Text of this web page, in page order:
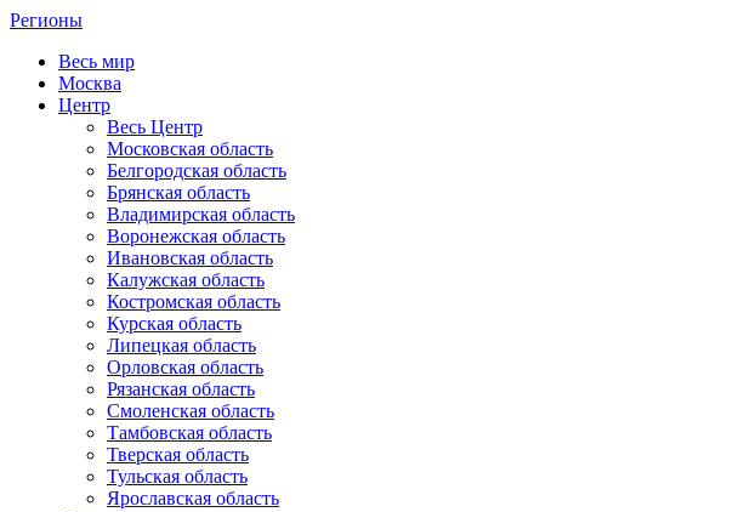
Регионы
Весь мир
Москва
Центр
Весь Центр
Московская область
Белгородская область
Брянская область
Владимирская область
Воронежская область
Ивановская область
Калужская область
Костромская область
Курская область
Липецкая область
Орловская область
Рязанская область
Смоленская область
Тамбовская область
Тверская область
Тульская область
Ярославская область